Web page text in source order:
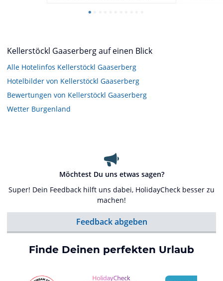
Kellerstöckl Gaaserberg auf einen Blick
Alle Hotelinfos Kellerstöckl Gaaserberg
Hotelbilder von Kellerstöckl Gaaserberg
Bewertungen von Kellerstöckl Gaaserberg
Wetter Burgenland
Möchtest Du uns etwas sagen?
Super! Dein Feedback hilft uns dabei, HolidayCheck besser zu
machen!
Feedback abgeben
Finde Deinen perfekten Urlaub